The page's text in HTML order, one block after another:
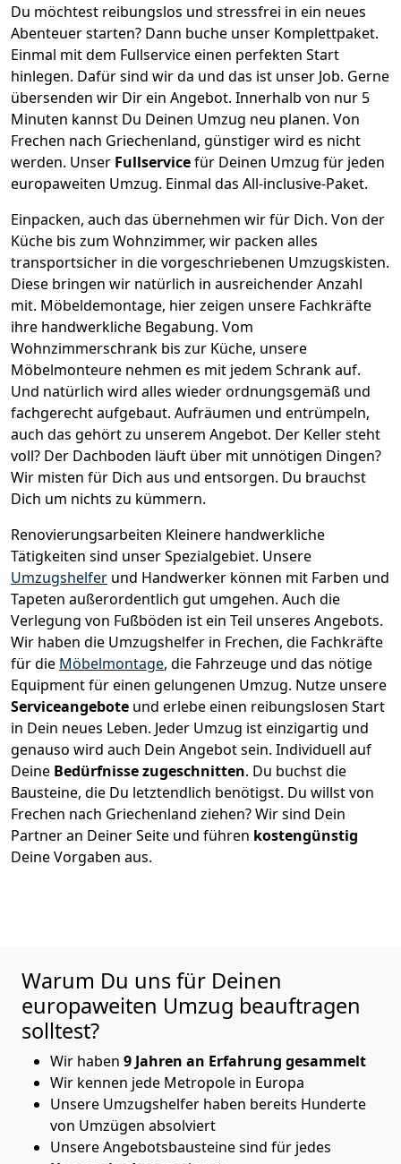
Du möchtest reibungslos und stressfrei in ein neues
Abenteuer starten? Dann buche unser Komplettpaket.
Einmal mit dem Fullservice einen perfekten Start
hinlegen. Dafür sind wir da und das ist unser Job. Gerne
übersenden wir Dir ein Angebot. Innerhalb von nur 5
Minuten kannst Du Deinen Umzug neu planen. Von
Frechen nach Griechenland, günstiger wird es nicht
werden. Unser Fullservicefür Deinen Umzug für jeden
europaweiten Umzug. Einmal das All-inclusive-Paket.
Einpacken, auch das übernehmen wir für Dich. Von der
Küche bis zum Wohnzimmer, wir packen alles
transportsicher in die vorgeschriebenen Umzugskisten.
Diese bringen wir natürlich in ausreichender Anzahl
mit. Möbeldemontage, hier zeigen unsere Fachkräfte
ihre handwerkliche Begabung. Vom
Wohnzimmerschrank bis zur Küche, unsere
Möbelmonteure nehmen es mit jedem Schrank auf.
Und natürlich wird alles wieder ordnungsgemäß und
fachgerecht aufgebaut. Aufräumen und entrümpeln,
auch das gehört zu unserem Angebot. Der Keller steht
voll? Der Dachboden läuft über mit unnötigen Dingen?
Wir misten für Dich aus und entsorgen. Du brauchst
Dich um nichts zu kümmern.
Renovierungsarbeiten Kleinere handwerkliche
Tätigkeiten sind unser Spezialgebiet. Unsere
Umzugshelfer und Handwerker können mit Farben und
Tapeten außerordentlich gut umgehen. Auch die
Verlegung von Fußböden ist ein Teil unseres Angebots.
Wir haben die Umzugshelfer in Frechen, die Fachkräfte
für die Möbelmontage, die Fahrzeuge und das nötige
Equipment für einen gelungenen Umzug. Nutze unsere
Serviceangebote und erlebe einen reibungslosen Start
in Dein neues Leben. Jeder Umzug ist einzigartig und
genauso wird auch Dein Angebot sein. Individuell auf
Deine Bedürfnisse zugeschnitten. Du buchst die
Bausteine, die Du letztendlich benötigst. Du willst von
Frechen nach Griechenland ziehen? Wir sind Dein
Partner an Deiner Seite und führen kostengünstig
Deine Vorgaben aus.
Warum Du uns für Deinen
europaweiten Umzug beauftragen
solltest?
Wir haben 9 Jahren an Erfahrung gesammelt
Wir kennen jede Metropole in Europa
Unsere Umzugshelfer haben bereits Hunderte
von Umzügen absolviert
Unsere Angebotsbausteine sind für jedes